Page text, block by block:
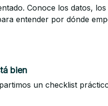
Conoce los datos,
entender por dónde
bien
un checklist